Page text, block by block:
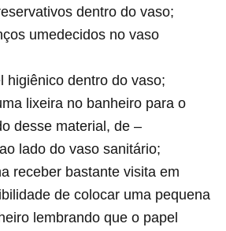
dentro do vaso;
umedecidos no vaso
higiênico dentro do vaso;
lixeira no banheiro para o
desse material, de –
lado do vaso sanitário;
receber bastante visita em
de colocar uma pequena
lembrando que o papel